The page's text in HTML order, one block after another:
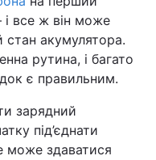
і все ж він може
стан акумулятора.
рутина, і багато
є правильним.
зарядний
під’єднати
може здаватися